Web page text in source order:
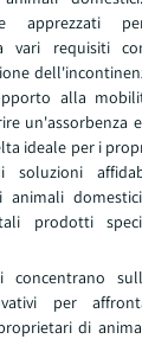
apprezzati
vari requisiti
alla
un'assorbenza
ideale per i
soluzioni
animali
prodotti
concentrano
per
di